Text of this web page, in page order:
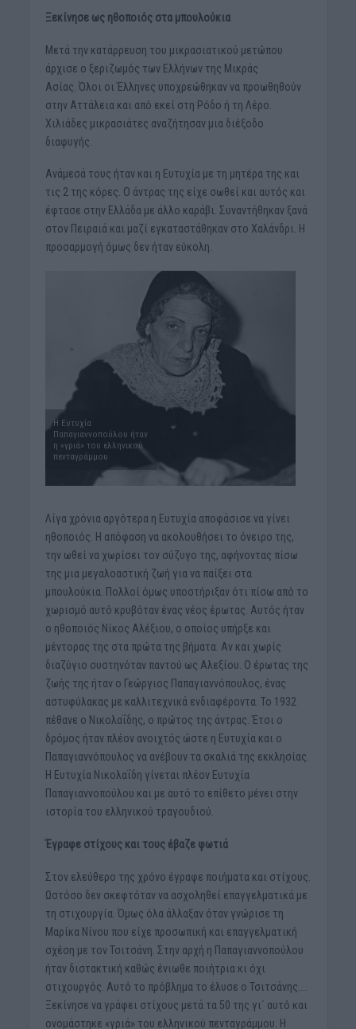
Ξεκίνησε ως ηθοποιός στα μπουλούκια
Μετά την κατάρρευση του μικρασιατικού μετώπου
άρχισε ο ξεριζωμός των Ελλήνων της Μικράς
Ασίας. Όλοι οι Έλληνες υποχρεώθηκαν να προωθηθούν
στην Αττάλεια και από εκεί στη Ρόδο ή τη Λέρο.
Χιλιάδες μικρασιάτες αναζήτησαν μια διέξοδο
διαφυγής.
Ανάμεσά τους ήταν και η Ευτυχία με τη μητέρα της και
τις 2 της κόρες. Ο άντρας της είχε σωθεί και αυτός και
έφτασε στην Ελλάδα με άλλο καράβι. Συναντήθηκαν ξανά
στον Πειραιά και μαζί εγκαταστάθηκαν στο Χαλάνδρι. Η
προσαρμογή όμως δεν ήταν εύκολη.
Η Ευτυχία
Παπαγιαννοπούλου ήταν
η «γριά» του ελληνικού
πενταγράμμου
Λίγα χρόνια αργότερα η Ευτυχία αποφάσισε να γίνει
ηθοποιός. Η απόφαση να ακολουθήσει το όνειρο της,
την ωθεί να χωρίσει τον σύζυγο της, αφήνοντας πίσω
της μια μεγαλοαστική ζωή για να παίξει στα
μπουλούκια. Πολλοί όμως υποστήριξαν ότι πίσω από το
χωρισμό αυτό κρυβόταν ένας νέος έρωτας. Αυτός ήταν
ο ηθοποιός Νίκος Αλέξιου, ο οποίος υπήρξε και
μέντορας της στα πρώτα της βήματα. Αν και χωρίς
διαζύγιο συστηνόταν παντού ως Αλεξίου. Ο έρωτας της
ζωής της ήταν ο Γεώργιος Παπαγιαννόπουλος, ένας
αστυφύλακας με καλλιτεχνικά ενδιαφέροντα. Το 1932
πέθανε ο Νικολαΐδης, ο πρώτος της άντρας. Έτσι ο
δρόμος ήταν πλέον ανοιχτός ώστε η Ευτυχία και ο
Παπαγιαννόπουλος να ανέβουν τα σκαλιά της εκκλησίας.
Η Ευτυχία Νικολαΐδη γίνεται πλέον Ευτυχία
Παπαγιαννοπούλου και με αυτό το επίθετο μένει στην
ιστορία του ελληνικού τραγουδιού.
Έγραφε στίχους και τους έβαζε φωτιά
Στον ελεύθερο της χρόνο έγραφε ποιήματα και στίχους.
Ωστόσο δεν σκεφτόταν να ασχοληθεί επαγγελματικά με
τη στιχουργία. Όμως όλα άλλαξαν όταν γνώρισε τη
Μαρίκα Νίνου που είχε προσωπική και επαγγελματική
σχέση με τον Τσιτσάνη. Στην αρχή η Παπαγιαννοπούλου
ήταν διστακτική καθώς ένιωθε ποιήτρια κι όχι
στιχουργός. Αυτό το πρόβλημα το έλυσε ο Τσιτσάνης….
Ξεκίνησε να γράφει στίχους μετά τα 50 της γι΄ αυτό και
ονομάστηκε «γριά» του ελληνικού πενταγράμμου. Η